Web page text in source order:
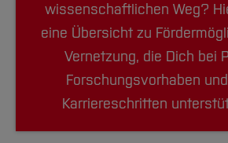
wissenschaftlichen Weg?
eine Übersicht zu
Vernetzung, die Dich bei
Forschungsvorhaben
Karriereschritten